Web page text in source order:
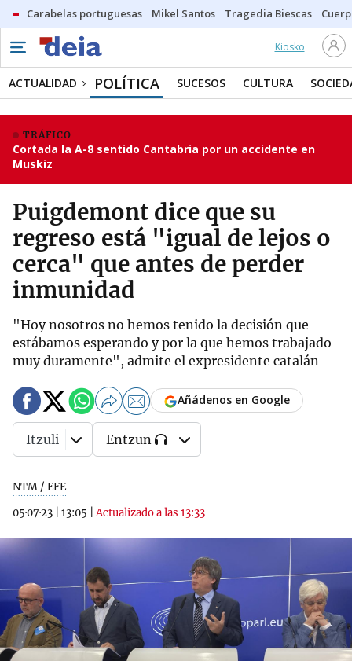
Carabelas portuguesas Mikel Santos Tragedia Biescas
Kiosko
ACTUALIDAD POLÍTICA SUCESOS CULTURA
TRÁFICO
Cortada la A-8 sentido Cantabria por un accidente en
Muskiz
Puigdemont dice que su
regreso está "igual de lejos o
cerca" que antes de perder
inmunidad
"Hoy nosotros no hemos tenido la decisión que
estábamos esperando y por la que hemos trabajado
muy duramente", admite el expresidente catalán
NTM / EFE
05·07·23
13:05 |Actualizado a las 13:33
Añádenos en Google
Itzuli Entzun